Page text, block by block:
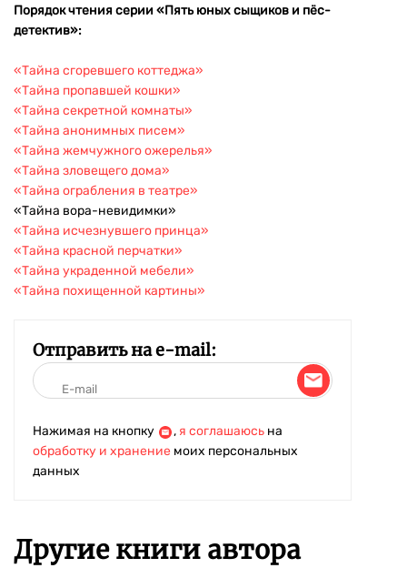
Порядок чтения серии «Пять юных сыщиков и пёс-
детектив»:
«Тайна сгоревшего коттеджа»
«Тайна пропавшей кошки»
«Тайна секретной комнаты»
«Тайна анонимных писем»
«Тайна жемчужного ожерелья»
«Тайна зловещего дома»
«Тайна ограбления в театре»
«Тайна вора-невидимки»
«Тайна исчезнувшего принца»
«Тайна красной перчатки»
«Тайна украденной мебели»
«Тайна похищенной картины»
Отправить на e-mail:
Нажимая на кнопку , я соглашаюсь на
обработку и хранение моих персональных
данных
Другие книги автора